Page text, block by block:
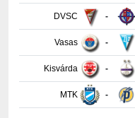
Vasas
Kisvárda
MTK
Részletes tabella